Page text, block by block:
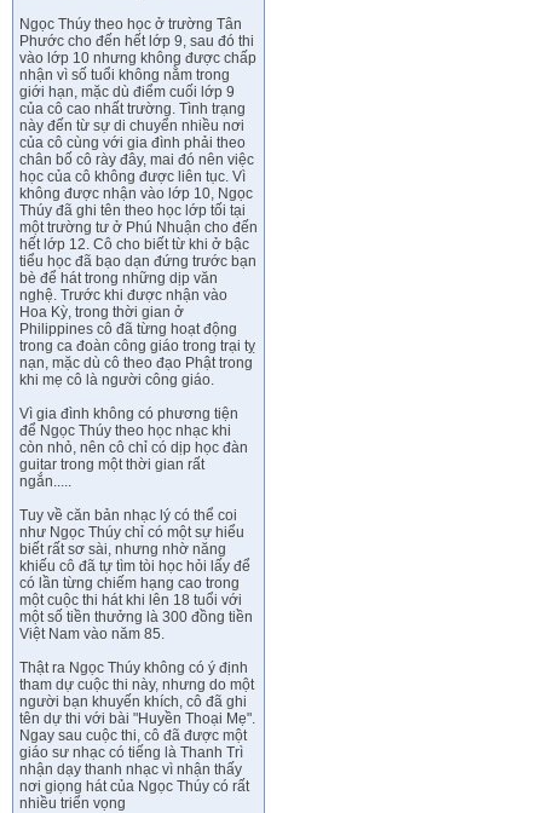
Ngọc Thúy theo học ở trường Tân
Phước cho đến hết lớp 9, sau đó thi
vào lớp 10 nhưng không được chấp
nhận vì số tuổi không nằm trong
giới hạn, mặc dù điểm cuối lớp 9
của cô cao nhất trường. Tình trạng
này đến từ sự di chuyển nhiều nơi
của cô cùng với gia đình phải theo
chân bố cô rày đây, mai đó nên việc
học của cô không được liên tục. Vì
không được nhận vào lớp 10, Ngọc
Thúy đã ghi tên theo học lớp tối tại
một trường tư ở Phú Nhuận cho đến
hết lớp 12. Cô cho biết từ khi ở bậc
tiểu học đã bạo dạn đứng trước bạn
bè để hát trong những dịp văn
nghệ. Trước khi được nhận vào
Hoa Kỳ, trong thời gian ở
Philippines cô đã từng hoạt động
trong ca đoàn công giáo trong trại tỵ
nạn, mặc dù cô theo đạo Phật trong
khi mẹ cô là người công giáo.
Vì gia đình không có phương tiện
để Ngọc Thúy theo học nhạc khi
còn nhỏ, nên cô chỉ có dịp học đàn
guitar trong một thời gian rất
ngắn.....
Tuy về căn bản nhạc lý có thể coi
như Ngọc Thúy chỉ có một sự hiểu
biết rất sơ sài, nhưng nhờ năng
khiếu cô đã tự tìm tòi học hỏi lấy để
có lần từng chiếm hạng cao trong
một cuộc thi hát khi lên 18 tuổi với
một số tiền thưởng là 300 đồng tiền
Việt Nam vào năm 85.
Thật ra Ngọc Thúy không có ý định
tham dự cuộc thi này, nhưng do một
người bạn khuyến khích, cô đã ghi
tên dự thi với bài "Huyền Thoại Mẹ".
Ngay sau cuộc thi, cô đã được một
giáo sư nhạc có tiếng là Thanh Trì
nhận dạy thanh nhạc vì nhận thấy
nơi giọng hát của Ngọc Thúy có rất
nhiều triển vọng